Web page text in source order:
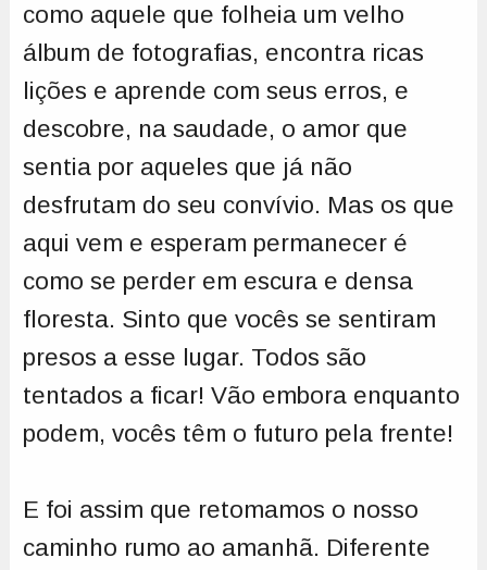
como aquele que folheia um velho
álbum de fotografias, encontra ricas
lições e aprende com seus erros, e
descobre, na saudade, o amor que
sentia por aqueles que já não
desfrutam do seu convívio. Mas os que
aqui vem e esperam permanecer é
como se perder em escura e densa
floresta. Sinto que vocês se sentiram
presos a esse lugar. Todos são
tentados a ficar! Vão embora enquanto
podem, vocês têm o futuro pela frente!
E foi assim que retomamos o nosso
caminho rumo ao amanhã. Diferente